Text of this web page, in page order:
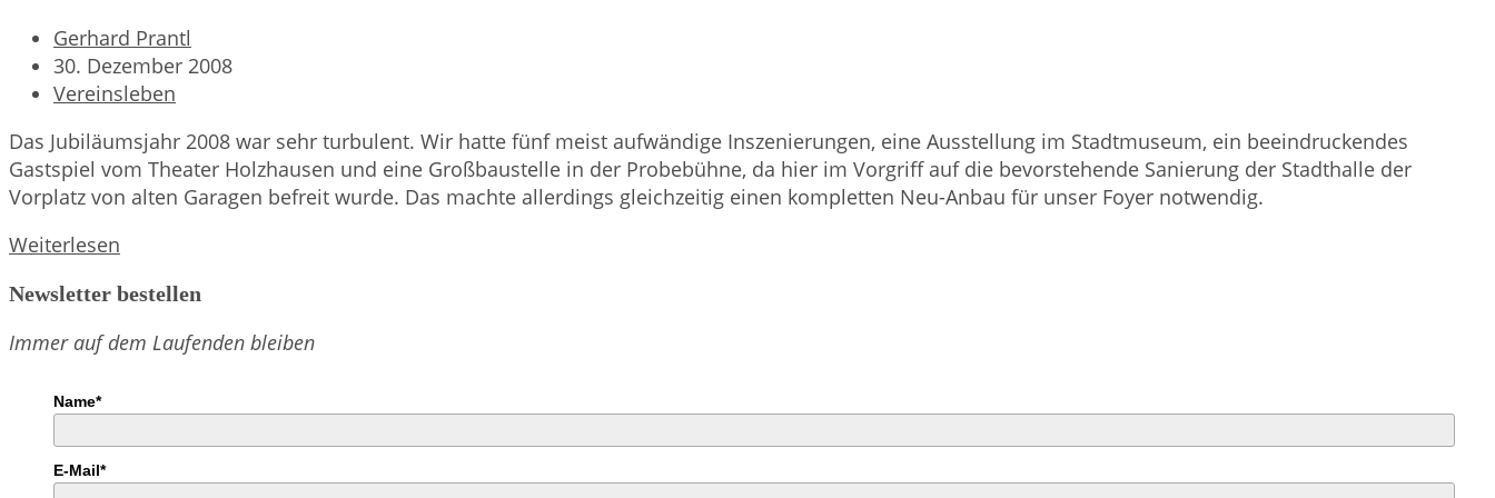
Beitrags-
Autor:
Gerhard Prantl
Beitrag
veröffentlicht:
30. Dezember 2008
Beitrags-
Vereinsleben
Das Jubiläumsjahr 2008 war sehr turbulent. Wir hatte fünf meist aufwändige Inszenierungen, eine Ausstellung im Stadtmuseum, ein beeindruckendes
Gastspiel vom Theater Holzhausen und eine Großbaustelle in der Probebühne, da hier im Vorgriff auf die bevorstehende Sanierung der Stadthalle der
Vorplatz von alten Garagen befreit wurde. Das machte allerdings gleichzeitig einen kompletten Neu-Anbau für unser Foyer notwendig.
Weiterlesen
im
2008
Newsletter bestellen
Immer auf dem Laufenden bleiben
Name*
E-Mail*